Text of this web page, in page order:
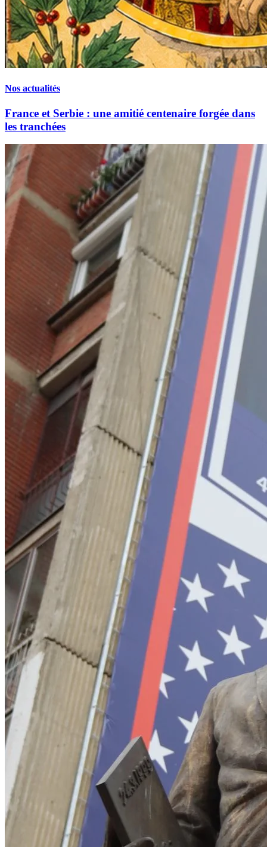
Nos actualités
France et Serbie : une amitié centenaire forgée dans
les tranchées